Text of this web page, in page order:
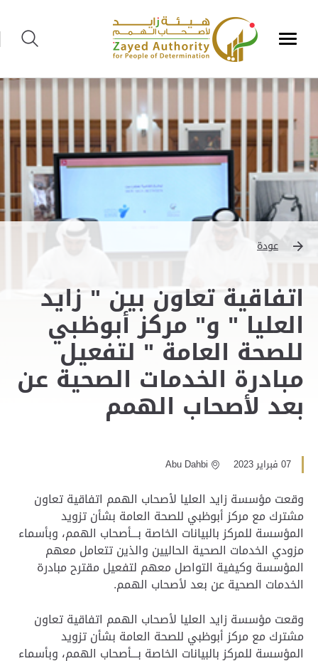
عودة
اتفاقية تعاون بين " زايد
العليا " و" مركز أبوظبي
للصحة العامة " لتفعيل
مبادرة الخدمات الصحية عن
بعد لأصحاب الهمم
07 فبراير 2023 Abu Dahbi
وقعت مؤسسة زايد العليا لأصحاب الهمم اتفاقية تعاون
مشترك مع مركز أبوظبي للصحة العامة بشأن تزويد
المؤسسة للمركز بالبيانات الخاصة بـــأصحاب الهمم، وبأسماء
مزودي الخدمات الصحية الحاليين والذين تتعامل معهم
المؤسسة وكيفية التواصل معهم لتفعيل مقترح مبادرة
الخدمات الصحية عن بعد لأصحاب الهمم.
وقعت مؤسسة زايد العليا لأصحاب الهمم اتفاقية تعاون
مشترك مع مركز أبوظبي للصحة العامة بشأن تزويد
المؤسسة للمركز بالبيانات الخاصة بـــأصحاب الهمم، وبأسماء